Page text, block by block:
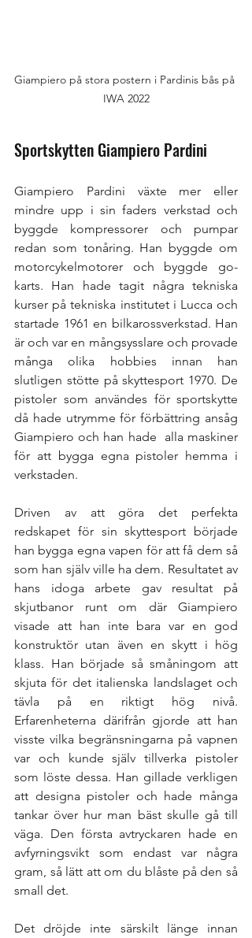
Giampiero på stora postern i Pardinis bås på
IWA 2022
Sportskytten Giampiero Pardini
Giampiero Pardini växte mer eller
mindre upp i sin faders verkstad och
byggde kompressorer och pumpar
redan som tonåring. Han byggde om
motorcykelmotorer och byggde go-
karts. Han hade tagit några tekniska
kurser på tekniska institutet i Lucca och
startade 1961 en bilkarossverkstad. Han
är och var en mångsysslare och provade
många olika hobbies innan han
slutligen stötte på skyttesport 1970. De
pistoler som användes för sportskytte
då hade utrymme för förbättring ansåg
Giampiero och han hade  alla maskiner
för att bygga egna pistoler hemma i
verkstaden.
Driven av att göra det perfekta
redskapet för sin skyttesport började
han bygga egna vapen för att få dem så
som han själv ville ha dem. Resultatet av
hans idoga arbete gav resultat på
skjutbanor runt om där Giampiero
visade att han inte bara var en god
konstruktör utan även en skytt i hög
klass. Han började så småningom att
skjuta för det italienska landslaget och
tävla på en riktigt hög nivå.
Erfarenheterna därifrån gjorde att han
visste vilka begränsningarna på vapnen
var och kunde själv tillverka pistoler
som löste dessa. Han gillade verkligen
att designa pistoler och hade många
tankar över hur man bäst skulle gå till
väga. Den första avtryckaren hade en
avfyrningsvikt som endast var några
gram, så lätt att om du blåste på den så
small det.
Det dröjde inte särskilt länge innan